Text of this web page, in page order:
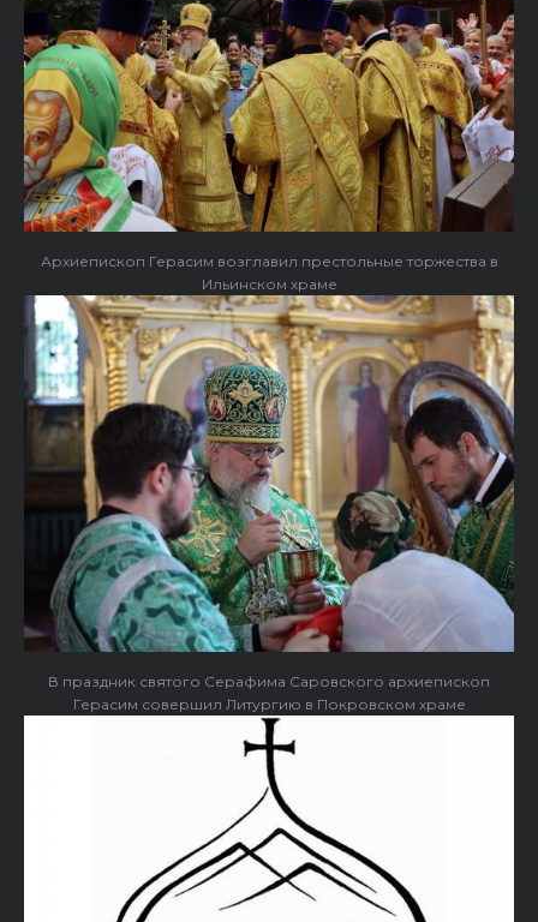
Архиепископ Герасим возглавил престольные торжества в
Ильинском храме
В праздник святого Серафима Саровского архиепископ
Герасим совершил Литургию в Покровском храме